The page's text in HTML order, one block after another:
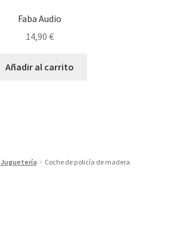
Faba Audio
14,90 €
Añadir al carrito
Juguetería
Coche de policía de madera